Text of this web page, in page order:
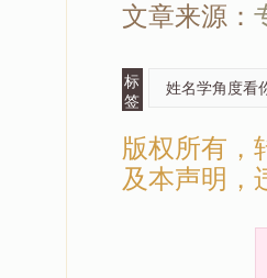
文章来源：
标
签
姓名学角度看
版权所有，
及本声明，